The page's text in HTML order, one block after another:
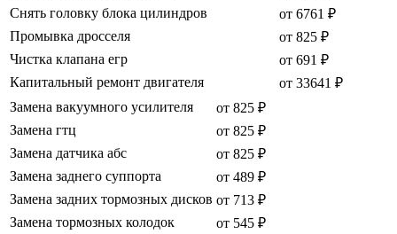
Снять головку блока цилиндров
от 6761 ₽
Промывка дросселя
от 825 ₽
Чистка клапана егр
от 691 ₽
Капитальный ремонт двигателя
от 33641 ₽
Замена вакуумного усилителя
от 825 ₽
Замена гтц
от 825 ₽
Замена датчика абс
от 825 ₽
Замена заднего суппорта
от 489 ₽
Замена задних тормозных дисков от 713 ₽
Замена тормозных колодок
от 545 ₽